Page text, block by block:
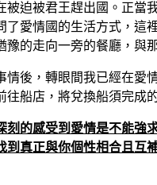
被迫被君王趕出國。正當
了愛情國的生活方式，這
豫的走向一旁的餐廳，與
情後，轉眼間我已經在愛
往船店，將兌換船須完成
刻的感受到愛情是不能強
到真正與你個性相合且互